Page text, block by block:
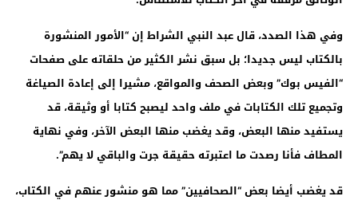
وفي هذا الصدد، قال عبد النبي الشراط إن “الأمور المنشورة
بالكتاب ليس جديدا؛ بل سبق نشر الكثير من حلقاته على صفحات
“الفيس بوك” وبعض الصحف والمواقع، مشيرا إلى إعادة الصياغة
وتجميع تلك الكتابات في ملف واحد ليصبح كتابا أو وثيقة، قد
يستفيد منها البعض، وقد يغضب منها البعض الآخر، وفي نهاية
المطاف فأنا رصدت ما اعتبرته حقيقة جرت والباقي لا يهم”.
قد يغضب أيضا بعض “الصحافيين” مما هو منشور عنهم في الكتاب،